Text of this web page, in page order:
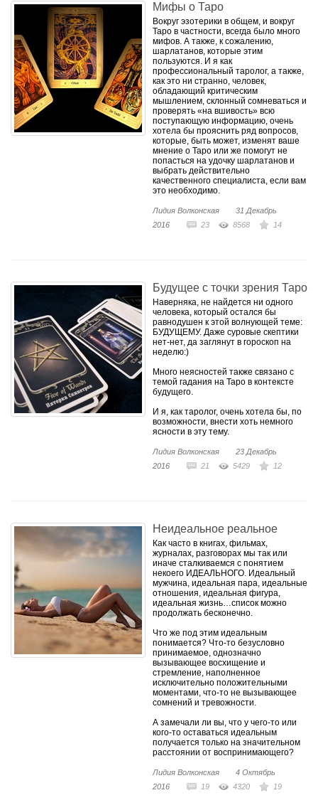
Основательница, дизайнер
украшений и автор сказок
проекта "Волшебные сказки
странствий"
Стилист в фото-проектах
В Инстаграмм и Фейсбук я
активнее, чем здесь, так что
вэлкам:)
Мифы о Таро
Вокруг эзотерики в общем, и вокруг
Таро в частности, всегда было много
мифов. А также, к сожалению,
шарлатанов, которые этим
пользуются. И я как
профессиональный таролог, а также,
как это ни странно, человек,
обладающий критическим
мышлением, склонный сомневаться и
проверять «на вшивость» всю
поступающую информацию, очень
хотела бы прояснить ряд вопросов,
которые, быть может, изменят ваше
мнение о Таро или же помогут не
попасться на удочку шарлатанов и
выбрать действительно
качественного специалиста, если вам
это необходимо.
Лидия Волконская
31 Декабрь
2016
23 8568 14
Будущее с точки зрения Таро
Наверняка, не найдется ни одного
человека, который остался бы
равнодушен к этой волнующей теме:
БУДУЩЕМУ. Даже суровые скептики
нет-нет, да заглянут в гороскоп на
неделю:)
Много неясностей также связано с
темой гадания на Таро в контексте
будущего.
И я, как таролог, очень хотела бы, по
возможности, внести хоть немного
ясности в эту тему.
Лидия Волконская
23 Декабрь
2016
21 5429 12
Неидеальное реальное
Как часто в книгах, фильмах,
журналах, разговорах мы так или
иначе сталкиваемся с понятием
некоего ИДЕАЛЬНОГО. Идеальный
мужчина, идеальная пара, идеальные
отношения, идеальная фигура,
идеальная жизнь…список можно
продолжать бесконечно.
Что же под этим идеальным
понимается? Что-то безусловно
принимаемое, однозначно
вызывающее восхищение и
стремление, наполненное
исключительно положительными
моментами, что-то не вызывающее
сомнений и тревожности.
А замечали ли вы, что у чего-то или
кого-то оставаться идеальным
получается только на значительном
расстоянии от воспринимающего?
Лидия Волконская
4 Октябрь
2016
19 4320 19